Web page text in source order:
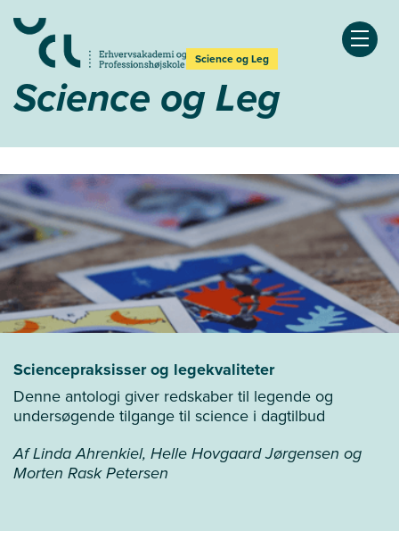
Science og Leg Åben
Science og Leg
Sciencepraksisser og legekvaliteter
Denne antologi giver redskaber til legende og
undersøgende tilgange til science i dagtilbud
Af Linda Ahrenkiel, Helle Hovgaard Jørgensen og
Morten Rask Petersen